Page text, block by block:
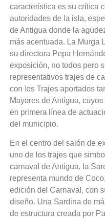
característica es su crítica
autoridades de la isla,
de Antigua donde la
más acentuada. La Murga
su directora Pepa
exposición, no todos pero
representativos trajes de
con los Trajes aportados
Mayores de Antigua,
en primera línea de
del municipio.
En el centro del salón de
uno de los trajes que
carnaval de Antigua, la
representa mundo de
edición del Carnaval, con
diseño. Una Sardina de
de estructura creada por